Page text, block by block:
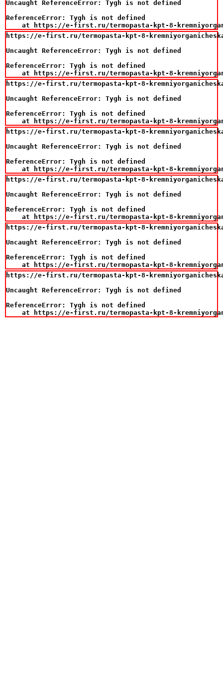
Uncaught ReferenceError: Tygh is not defined
ReferenceError: Tygh is not defined
at https://e-first.ru/termopasta-kpt-8-
https://e-first.ru/termopasta-kpt-8-
Uncaught ReferenceError: Tygh is not defined
ReferenceError: Tygh is not defined
at https://e-first.ru/termopasta-kpt-8-
https://e-first.ru/termopasta-kpt-8-
Uncaught ReferenceError: Tygh is not defined
ReferenceError: Tygh is not defined
at https://e-first.ru/termopasta-kpt-8-
https://e-first.ru/termopasta-kpt-8-
Uncaught ReferenceError: Tygh is not defined
ReferenceError: Tygh is not defined
at https://e-first.ru/termopasta-kpt-8-
https://e-first.ru/termopasta-kpt-8-
Uncaught ReferenceError: Tygh is not defined
ReferenceError: Tygh is not defined
at https://e-first.ru/termopasta-kpt-8-
https://e-first.ru/termopasta-kpt-8-
Uncaught ReferenceError: Tygh is not defined
ReferenceError: Tygh is not defined
at https://e-first.ru/termopasta-kpt-8-
https://e-first.ru/termopasta-kpt-8-
Uncaught ReferenceError: Tygh is not defined
ReferenceError: Tygh is not defined
at https://e-first.ru/termopasta-kpt-8-